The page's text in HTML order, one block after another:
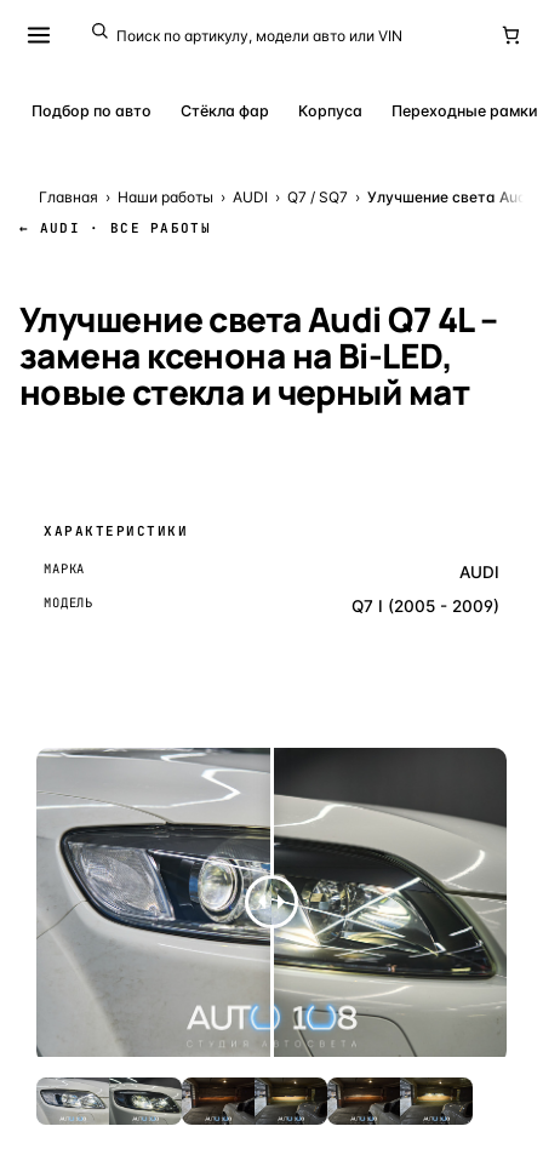
Подбор по авто Стёкла фар Корпуса Переходные рамки
Главная › Наши работы › AUDI › Q7 / SQ7 › Улучшение света Audi
← AUDI · ВСЕ РАБОТЫ
Улучшение света Audi Q7 4L –
замена ксенона на Bi-LED,
новые стекла и черный мат
ХАРАКТЕРИСТИКИ
МАРКА AUDI
МОДЕЛЬ Q7 I (2005 - 2009)